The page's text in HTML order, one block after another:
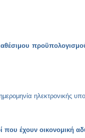
ηλεκτρονικής
που έχουν οικονομική